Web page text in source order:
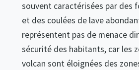
souvent caractérisées par des
et des coulées de lave
représentent pas de menace
sécurité des habitants, car les
volcan sont éloignées des